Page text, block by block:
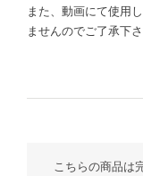
また、動画にて使用
ませんのでご了承下さ
こちらの商品は